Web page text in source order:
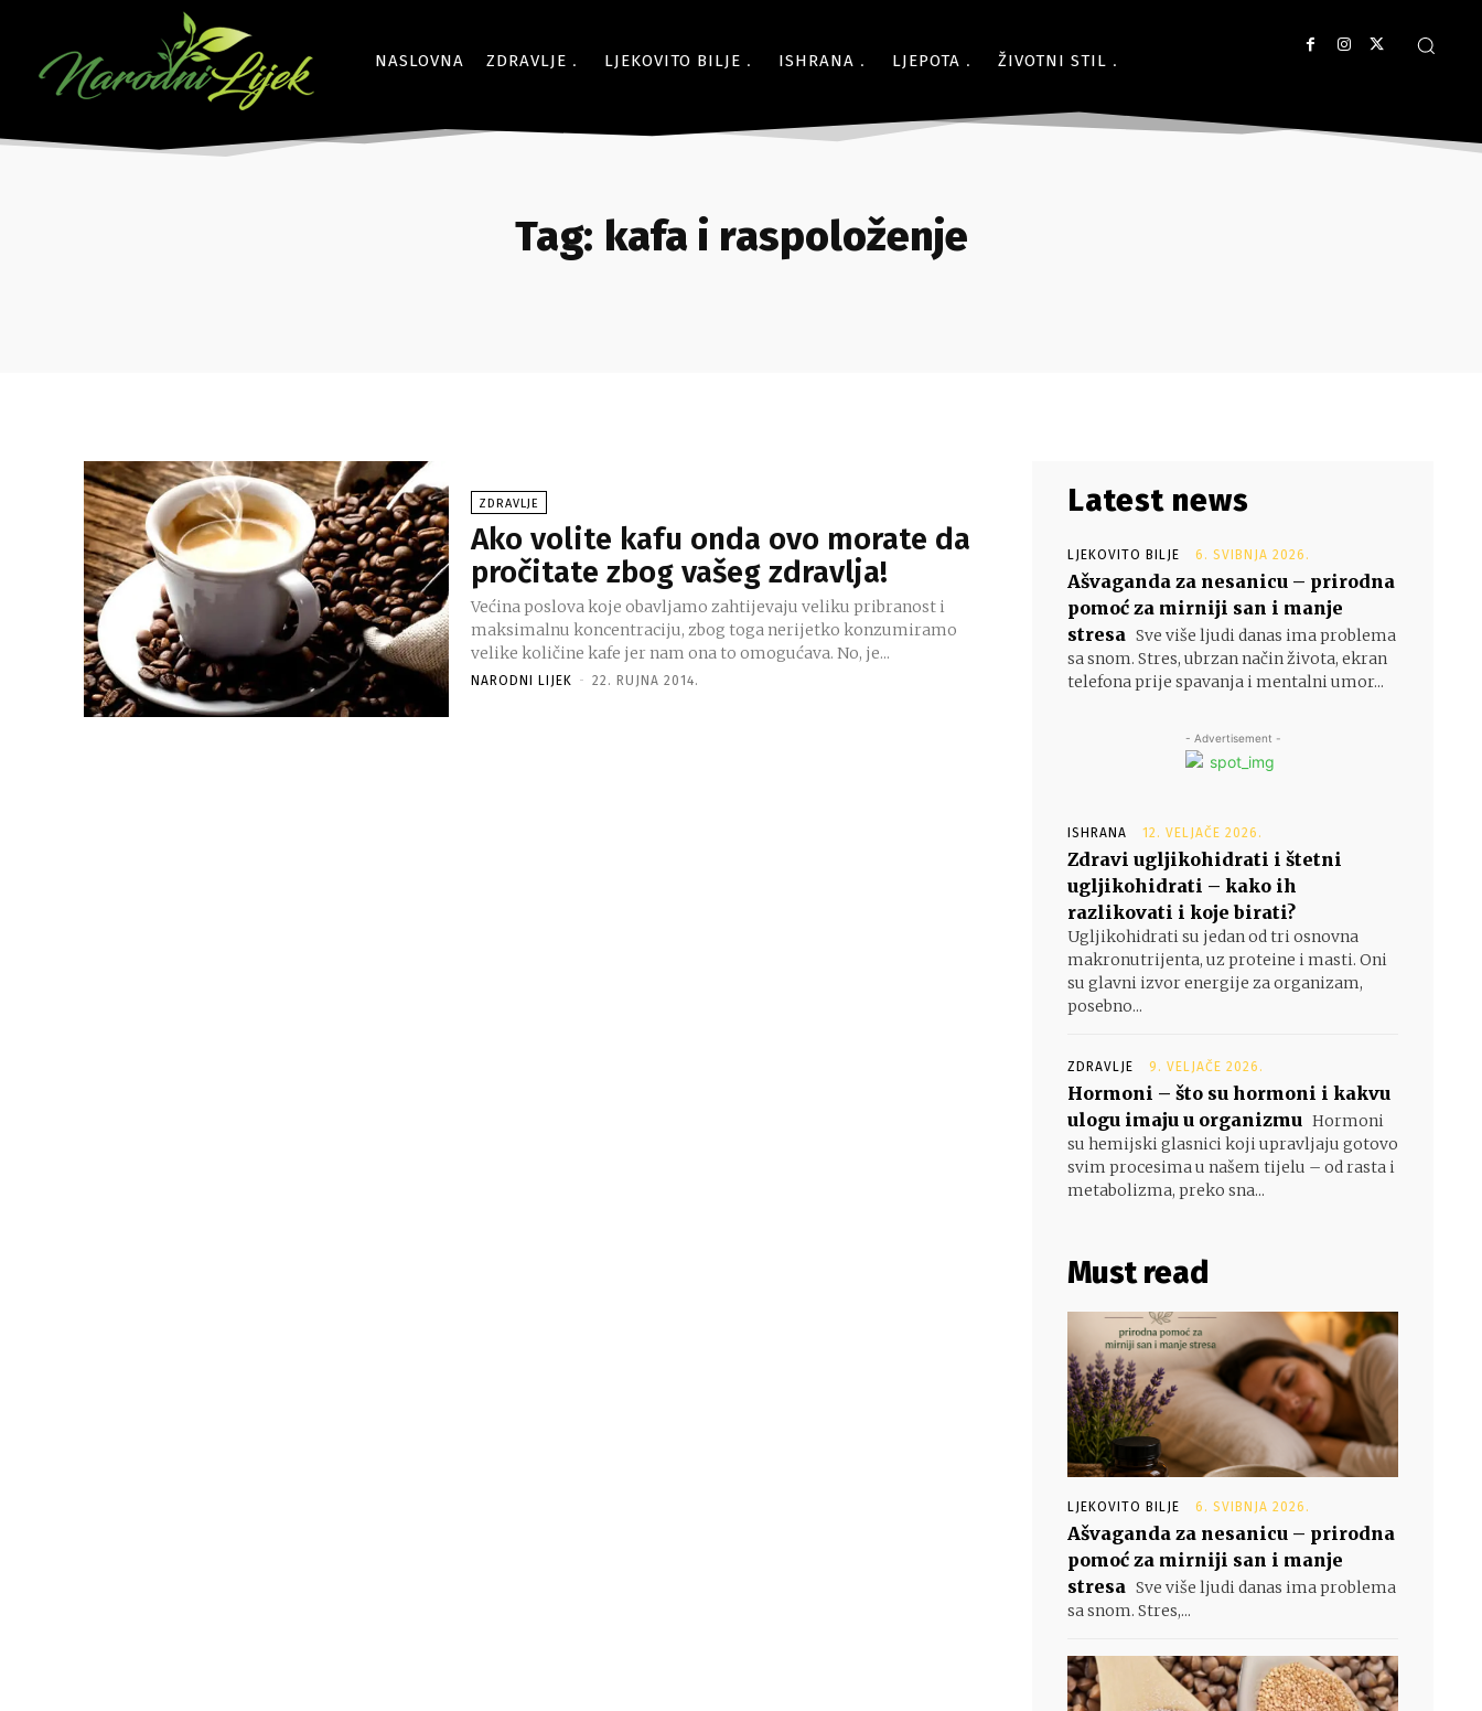
NASLOVNA ZDRAVLJE LJEKOVITO BILJE ISHRANA LJEPOTA ŽIVOTNI STIL
Tag: kafa i raspoloženje
ZDRAVLJE
Ako volite kafu onda ovo morate da
pročitate zbog vašeg zdravlja!
Većina poslova koje obavljamo zahtijevaju veliku pribranost i
maksimalnu koncentraciju, zbog toga nerijetko konzumiramo
velike količine kafe jer nam ona to omogućava. No, je...
NARODNI LIJEK - 22. RUJNA 2014.
Latest news
LJEKOVITO BILJE 6. SVIBNJA 2026.
Ašvaganda za nesanicu – prirodna
pomoć za mirniji san i manje
stresa Sve više ljudi danas ima problema
sa snom. Stres, ubrzan način života, ekran
telefona prije spavanja i mentalni umor...
- Advertisement -
ISHRANA 12. VELJAČE 2026.
Zdravi ugljikohidrati i štetni
ugljikohidrati – kako ih
razlikovati i koje birati?
Ugljikohidrati su jedan od tri osnovna
makronutrijenta, uz proteine i masti. Oni
su glavni izvor energije za organizam,
posebno...
ZDRAVLJE 9. VELJAČE 2026.
Hormoni – što su hormoni i kakvu
ulogu imaju u organizmu Hormoni
su hemijski glasnici koji upravljaju gotovo
svim procesima u našem tijelu – od rasta i
metabolizma, preko sna...
Must read
LJEKOVITO BILJE 6. SVIBNJA 2026.
Ašvaganda za nesanicu – prirodna
pomoć za mirniji san i manje
stresa Sve više ljudi danas ima problema
sa snom. Stres,...